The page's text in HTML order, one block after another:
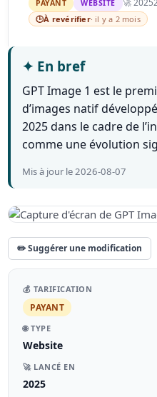
PAYANT WEBSITE 🚀 2025
🕒À revérifier· il y a 2 mois
✦ En bref
GPT Image 1 est le
d’images natif
2025 dans le cadre de
comme une évolution
Mis à jour le 2026-08-07
✏️ Suggérer une modification
💰 TARIFICATION
PAYANT
🌐 TYPE
Website
🚀 LANCÉ EN
2025